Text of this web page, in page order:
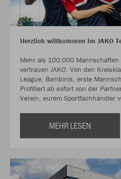
Herzlich willkommen im JAKO
Mehr als 100.000
vertrauen JAKO. Von den
League. Bambinis, erste
Profitiert ab sofort von der
Verein, eurem Sportfachhändler
MEHR LESEN